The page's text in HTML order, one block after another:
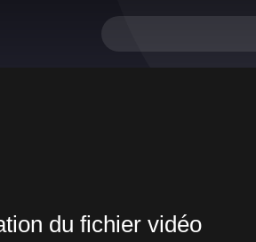
du fichier vidéo